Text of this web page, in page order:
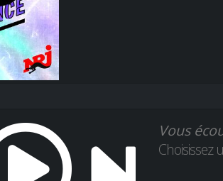
Vous
Choisissez